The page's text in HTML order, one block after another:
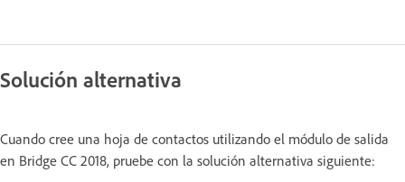
Solución alternativa
Cuando cree una hoja de contactos utilizando el módulo de salida
en Bridge CC 2018, pruebe con la solución alternativa siguiente: